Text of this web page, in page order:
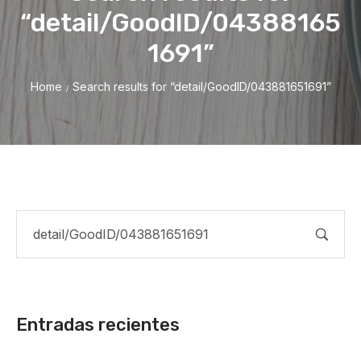
“detail/GoodID/04388165
1691”
Home / Search results for “detail/GoodID/043881651691”
Entradas recientes